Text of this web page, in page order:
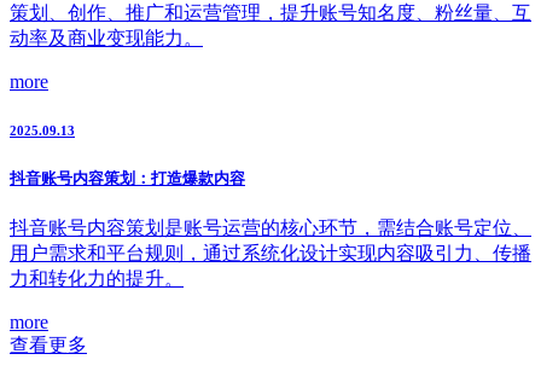
策划、创作、推广和运营管理，提升账号知名度、粉丝量、互
动率及商业变现能力。
more
2025.09.13
抖音账号内容策划：打造爆款内容
抖音账号内容策划是账号运营的核心环节，需结合账号定位、
用户需求和平台规则，通过系统化设计实现内容吸引力、传播
力和转化力的提升。
more
查看更多